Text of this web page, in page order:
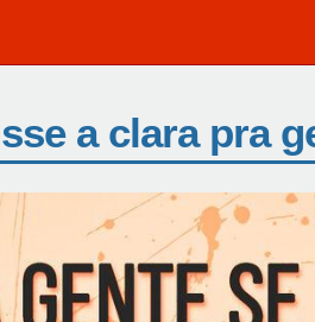
a clara pra